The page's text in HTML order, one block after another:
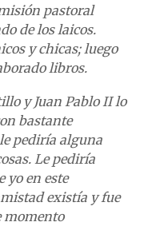
pastoral
de los laicos.
y chicas; luego
libros.
y Juan Pablo II lo
bastante
pediría alguna
Le pediría
yo en este
existía y fue
momento